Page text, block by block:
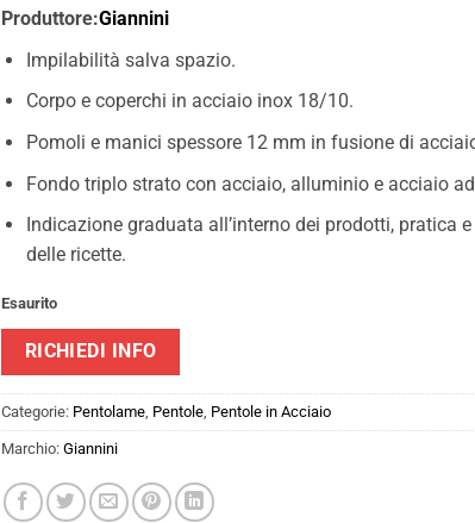
originale
era:
632,00€.
è:
316,00€.
Produttore:Giannini
Impilabilità salva spazio.
Corpo e coperchi in acciaio inox 18/10.
Pomoli e manici spessore 12 mm in fusione di
Fondo triplo strato con acciaio, alluminio e acciaio
Indicazione graduata all’interno dei prodotti, pratica
delle ricette.
Esaurito
RICHIEDI INFO
Categorie: Pentolame, Pentole, Pentole in Acciaio
Marchio: Giannini